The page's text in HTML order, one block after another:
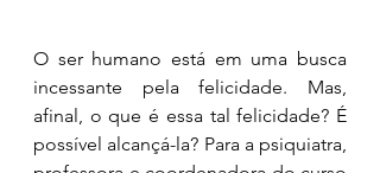
O ser humano está em uma busca
incessante pela felicidade. Mas,
afinal, o que é essa tal felicidade? É
possível alcançá-la? Para a psiquiatra,